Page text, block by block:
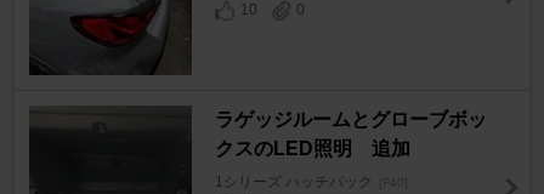
10
0
ラゲッジルームとグローブボッ
クスのLED照明 追加
1シリーズ ハッチバック [F40]